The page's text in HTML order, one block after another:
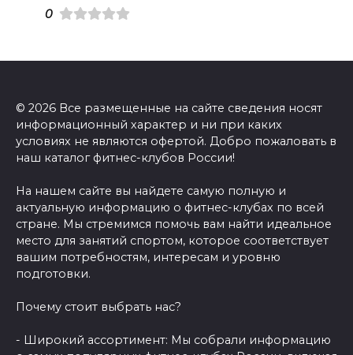
0
© 2026 Все размещенные на сайте сведения носят
информационный характер и ни при каких
условиях не являются офертой. Добро пожаловать в
наш каталог фитнес-клубов России!
На нашем сайте вы найдете самую полную и
актуальную информацию о фитнес-клубах по всей
стране. Мы стремимся помочь вам найти идеальное
место для занятий спортом, которое соответствует
вашим потребностям, интересам и уровню
подготовки.
Почему стоит выбрать нас?
- Широкий ассортимент: Мы собрали информацию